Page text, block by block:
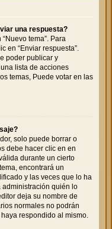
una respuesta?
tema”. Para
en “Enviar respuesta”.
poder publicar y
lista de acciones
temas, Puede votar en las
solo puede borrar o
debe hacer clic en en
durante un cierto
encontrará un
y las veces que lo ha
administración quién lo
deja su nombre de
normales no podrán
respondido al mismo.